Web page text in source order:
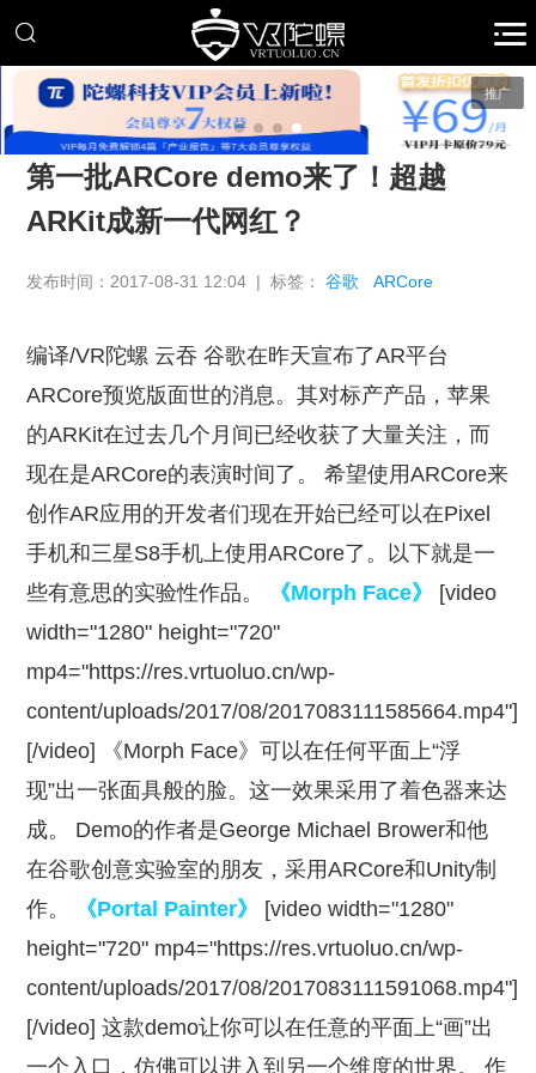
推广
第一批ARCore demo来了！超越
ARKit成新一代网红？
发布时间：2017-08-31 12:04 | 标签：谷歌 ARCore
编译/VR陀螺 云吞 谷歌在昨天宣布了AR平台
ARCore预览版面世的消息。其对标产产品，苹果
的ARKit在过去几个月间已经收获了大量关注，而
现在是ARCore的表演时间了。 希望使用ARCore来
创作AR应用的开发者们现在开始已经可以在Pixel
手机和三星S8手机上使用ARCore了。以下就是一
些有意思的实验性作品。
《Morph Face》
[video
width="1280" height="720"
mp4="https://res.vrtuoluo.cn/wp-
content/uploads/2017/08/2017083111585664.mp4"]
[/video] 《Morph Face》可以在任何平面上“浮
现”出一张面具般的脸。这一效果采用了着色器来达
成。 Demo的作者是George Michael Brower和他
在谷歌创意实验室的朋友，采用ARCore和Unity制
作。
《Portal Painter》
[video width="1280"
height="720" mp4="https://res.vrtuoluo.cn/wp-
content/uploads/2017/08/2017083111591068.mp4"]
[/video] 这款demo让你可以在任意的平面上“画”出
一个入口，仿佛可以进入到另一个维度的世界。 作